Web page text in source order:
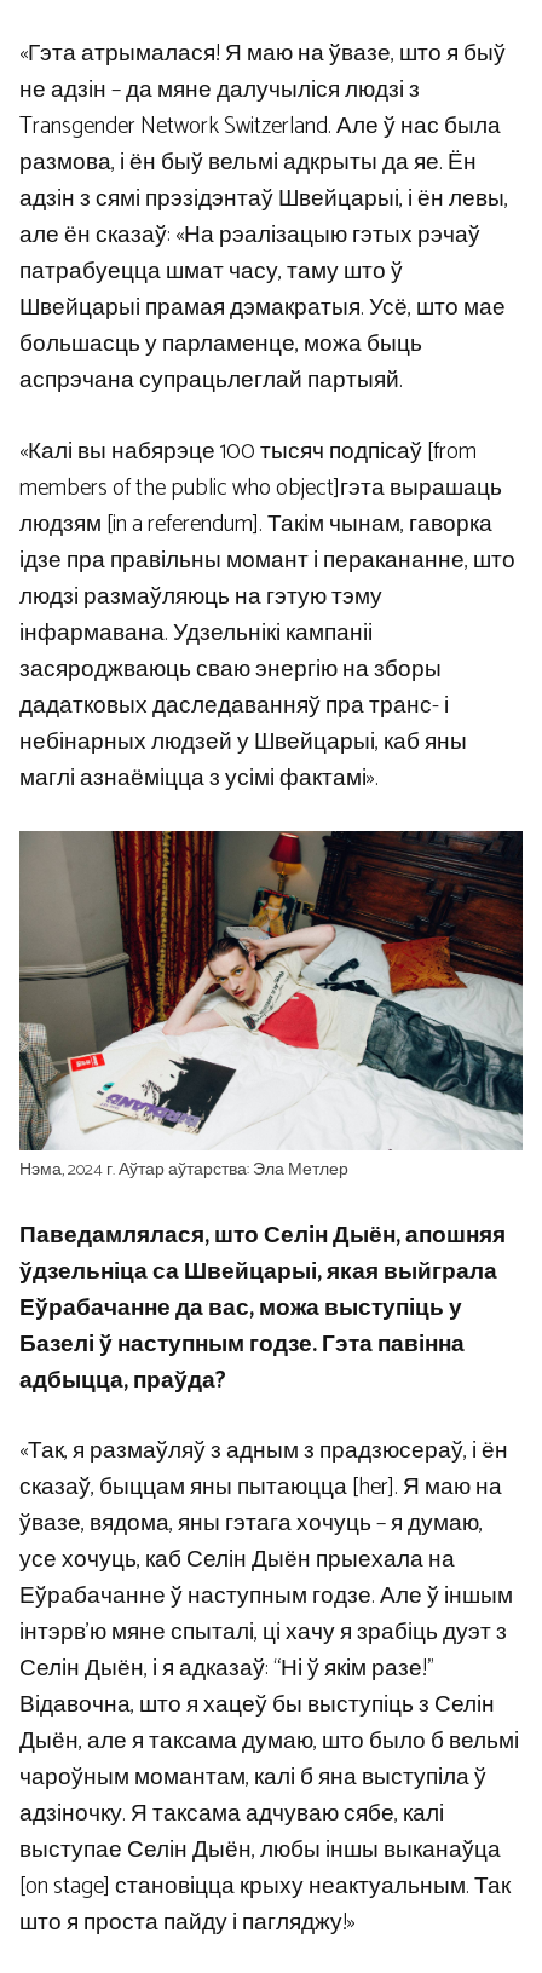
«Гэта атрымалася! Я маю на ўвазе, што я быў
не адзін – да мяне далучыліся людзі з
Transgender Network Switzerland. Але ў нас была
размова, і ён быў вельмі адкрыты да яе. Ён
адзін з сямі прэзідэнтаў Швейцарыі, і ён левы,
але ён сказаў: «На рэалізацыю гэтых рэчаў
патрабуецца шмат часу, таму што ў
Швейцарыі прамая дэмакратыя. Усё, што мае
большасць у парламенце, можа быць
аспрэчана супрацьлеглай партыяй.
«Калі вы набярэце 100 тысяч подпісаў [from
members of the public who object]гэта вырашаць
людзям [in a referendum]. Такім чынам, гаворка
ідзе пра правільны момант і перакананне, што
людзі размаўляюць на гэтую тэму
інфармавана. Удзельнікі кампаніі
засяроджваюць сваю энергію на зборы
дадатковых даследаванняў пра транс- і
небінарных людзей у Швейцарыі, каб яны
маглі азнаёміцца ​​з усімі фактамі».
Нэма, 2024 г. Аўтар аўтарства: Эла Метлер
Паведамлялася, што Селін Дыён, апошняя
ўдзельніца са Швейцарыі, якая выйграла
Еўрабачанне да вас, можа выступіць у
Базелі ў наступным годзе. Гэта павінна
адбыцца, праўда?
«Так, я размаўляў з адным з прадзюсераў, і ён
сказаў, быццам яны пытаюцца [her]. Я маю на
ўвазе, вядома, яны гэтага хочуць – я думаю,
усе хочуць, каб Селін Дыён прыехала на
Еўрабачанне ў наступным годзе. Але ў іншым
інтэрв’ю мяне спыталі, ці хачу я зрабіць дуэт з
Селін Дыён, і я адказаў: “Ні ў якім разе!”
Відавочна, што я хацеў бы выступіць з Селін
Дыён, але я таксама думаю, што было б вельмі
чароўным момантам, калі б яна выступіла ў
адзіночку. Я таксама адчуваю сябе, калі
выступае Селін Дыён, любы іншы выканаўца
[on stage] становіцца крыху неактуальным. Так
што я проста пайду і пагляджу!»